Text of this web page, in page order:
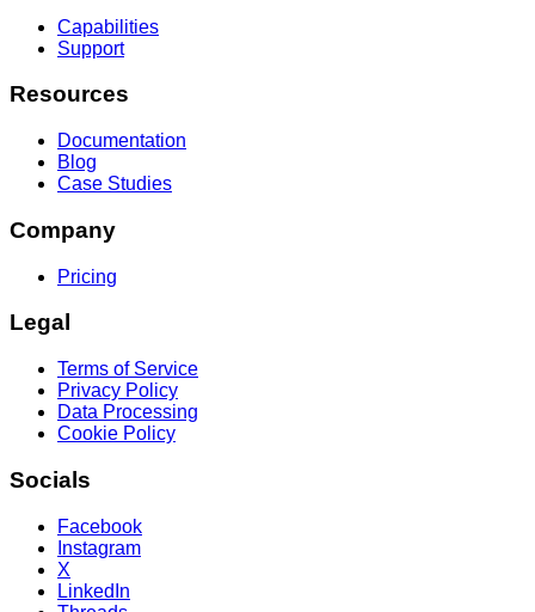
Capabilities
Support
Resources
Documentation
Blog
Case Studies
Company
Pricing
Legal
Terms of Service
Privacy Policy
Data Processing
Cookie Policy
Socials
Facebook
Instagram
X
LinkedIn